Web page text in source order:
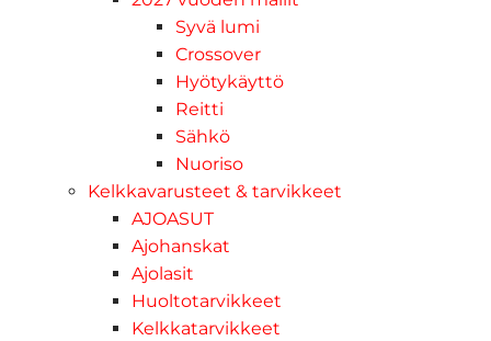
Syvä lumi
Crossover
Hyötykäyttö
Reitti
Sähkö
Nuoriso
Kelkkavarusteet & tarvikkeet
AJOASUT
Ajohanskat
Ajolasit
Huoltotarvikkeet
Kelkkatarvikkeet